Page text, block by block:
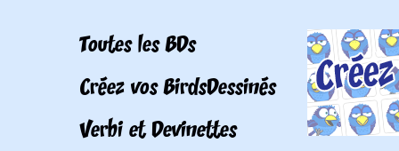
Toutes les BDs
Créez vos BirdsDessinés
Verbi et Devinettes